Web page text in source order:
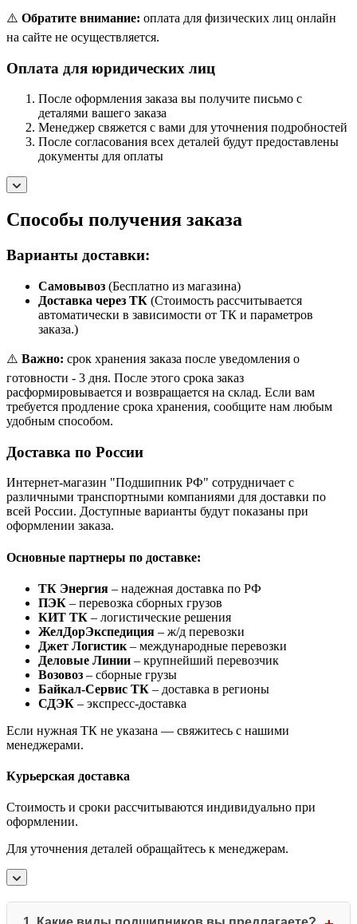
⚠️ Обратите внимание: оплата для физических лиц онлайн
на сайте не осуществляется.
Оплата для юридических лиц
После оформления заказа вы получите письмо с
деталями вашего заказа
Менеджер свяжется с вами для уточнения подробностей
После согласования всех деталей будут предоставлены
документы для оплаты
Способы получения заказа
Варианты доставки:
Самовывоз (Бесплатно из магазина)
Доставка через ТК (Стоимость рассчитывается
автоматически в зависимости от ТК и параметров
заказа.)
⚠️ Важно: срок хранения заказа после уведомления о
готовности - 3 дня. После этого срока заказ
расформировывается и возвращается на склад. Если вам
требуется продление срока хранения, сообщите нам любым
удобным способом.
Доставка по России
Интернет-магазин "Подшипник РФ" сотрудничает с
различными транспортными компаниями для доставки по
всей России. Доступные варианты будут показаны при
оформлении заказа.
Основные партнеры по доставке:
ТК Энергия – надежная доставка по РФ
ПЭК – перевозка сборных грузов
КИТ ТК – логистические решения
ЖелДорЭкспедиция – ж/д перевозки
Джет Логистик – международные перевозки
Деловые Линии – крупнейший перевозчик
Возовоз – сборные грузы
Байкал-Сервис ТК – доставка в регионы
СДЭК – экспресс-доставка
Если нужная ТК не указана — свяжитесь с нашими
менеджерами.
Курьерская доставка
Стоимость и сроки рассчитываются индивидуально при
оформлении.
Для уточнения деталей обращайтесь к менеджерам.